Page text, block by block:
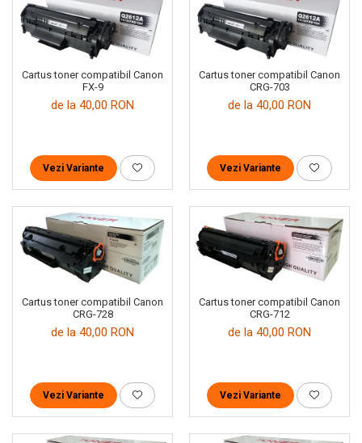
Cartus toner compatibil Canon
FX-9
de la 40,00 RON
Vezi Variante
Cartus toner compatibil Canon
CRG-703
de la 40,00 RON
Vezi Variante
Cartus toner compatibil Canon
CRG-728
de la 40,00 RON
Vezi Variante
Cartus toner compatibil Canon
CRG-712
de la 40,00 RON
Vezi Variante